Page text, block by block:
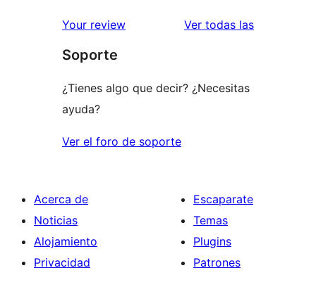
Your review Ver todas las
Soporte
¿Tienes algo que decir? ¿Necesitas
ayuda?
Ver el foro de soporte
Acerca de
Noticias
Alojamiento
Privacidad
Escaparate
Temas
Plugins
Patrones